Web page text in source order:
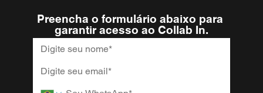
Preencha o formulário abaixo para
garantir acesso ao Collab In.